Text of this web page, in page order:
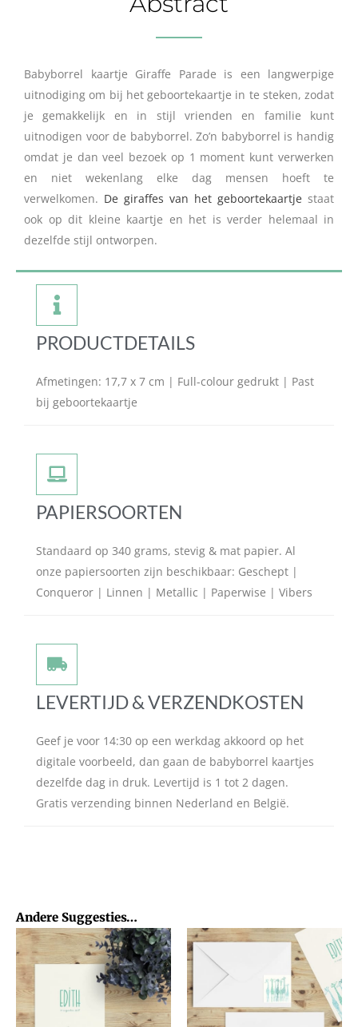
Babyborrel kaartje Giraffe Parade is een langwerpige
uitnodiging om bij het geboortekaartje in te steken, zodat
je gemakkelijk en in stijl vrienden en familie kunt
uitnodigen voor de babyborrel. Zo’n babyborrel is handig
omdat je dan veel bezoek op 1 moment kunt verwerken
en niet wekenlang elke dag mensen hoeft te
verwelkomen. De giraffes van het geboortekaartje staat
ook op dit kleine kaartje en het is verder helemaal in
dezelfde stijl ontworpen.
PRODUCTDETAILS
Afmetingen: 17,7 x 7 cm | Full-colour gedrukt | Past
bij geboortekaartje
PAPIERSOORTEN
Standaard op 340 grams, stevig & mat papier. Al
onze papiersoorten zijn beschikbaar: Geschept |
Conqueror | Linnen | Metallic | Paperwise | Vibers
LEVERTIJD & VERZENDKOSTEN
Geef je voor 14:30 op een werkdag akkoord op het
digitale voorbeeld, dan gaan de babyborrel kaartjes
dezelfde dag in druk. Levertijd is 1 tot 2 dagen.
Gratis verzending binnen Nederland en België.
Andere Suggesties…